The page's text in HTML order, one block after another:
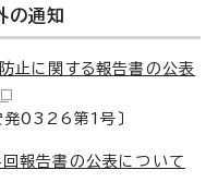
の通知
止に関する報告書の公表
発0326第1号〕
報告書の公表について